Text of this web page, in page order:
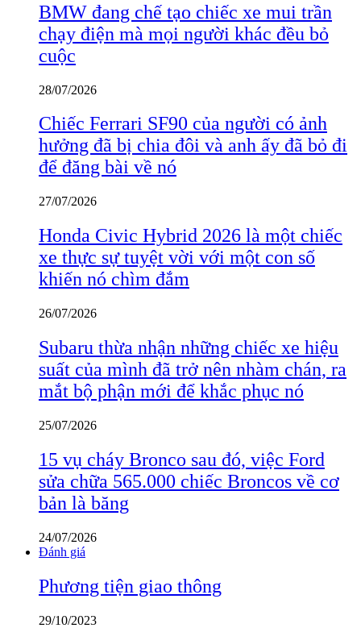
BMW đang chế tạo chiếc xe mui trần
chạy điện mà mọi người khác đều bỏ
cuộc
28/07/2026
Chiếc Ferrari SF90 của người có ảnh
hưởng đã bị chia đôi và anh ấy đã bỏ đi
để đăng bài về nó
27/07/2026
Honda Civic Hybrid 2026 là một chiếc
xe thực sự tuyệt vời với một con số
khiến nó chìm đắm
26/07/2026
Subaru thừa nhận những chiếc xe hiệu
suất của mình đã trở nên nhàm chán, ra
mắt bộ phận mới để khắc phục nó
25/07/2026
15 vụ cháy Bronco sau đó, việc Ford
sửa chữa 565.000 chiếc Broncos về cơ
bản là băng
24/07/2026
Đánh giá
Phương tiện giao thông
29/10/2023